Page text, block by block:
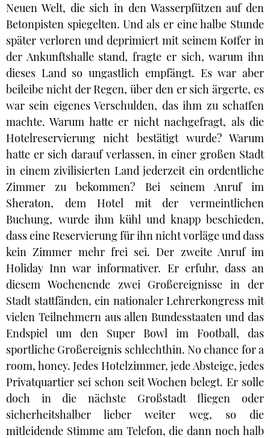
Neuen Welt, die sich in den Wasserpfützen auf den
Betonpisten spiegelten. Und als er eine halbe Stunde
später verloren und deprimiert mit seinem Koffer in
der Ankunftshalle stand, fragte er sich, warum ihn
dieses Land so ungastlich empfängt. Es war aber
beileibe nicht der Regen, über den er sich ärgerte, es
war sein eigenes Verschulden, das ihm zu schaffen
machte. Warum hatte er nicht nachgefragt, als die
Hotelreservierung nicht bestätigt wurde? Warum
hatte er sich darauf verlassen, in einer großen Stadt
in einem zivilisierten Land jederzeit ein ordentliche
Zimmer zu bekommen? Bei seinem Anruf im
Sheraton, dem Hotel mit der vermeintlichen
Buchung, wurde ihm kühl und knapp beschieden,
dass eine Reservierung für ihn nicht vorläge und dass
kein Zimmer mehr frei sei. Der zweite Anruf im
Holiday Inn war informativer. Er erfuhr, dass an
diesem Wochenende zwei Großereignisse in der
Stadt stattfänden, ein nationaler Lehrerkongress mit
vielen Teilnehmern aus allen Bundesstaaten und das
Endspiel um den Super Bowl im Football, das
sportliche Großereignis schlechthin. No chance for a
room, honey. Jedes Hotelzimmer, jede Absteige, jedes
Privatquartier sei schon seit Wochen belegt. Er solle
doch in die nächste Großstadt fliegen oder
sicherheitshalber lieber weiter weg, so die
mitleidende Stimme am Telefon, die dann noch halb